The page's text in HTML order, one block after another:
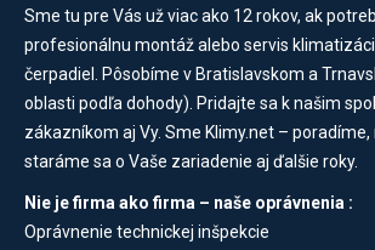
Sme tu pre Vás už viac ako 12 rokov, ak
profesionálnu montáž alebo servis
čerpadiel. Pôsobíme v Bratislavskom a
oblasti podľa dohody). Pridajte sa k našim
zákazníkom aj Vy. Sme Klimy.net –
staráme sa o Vaše zariadenie aj ďalšie roky.
Nie je firma ako firma – naše oprávnenia :
Oprávnenie technickej inšpekcie